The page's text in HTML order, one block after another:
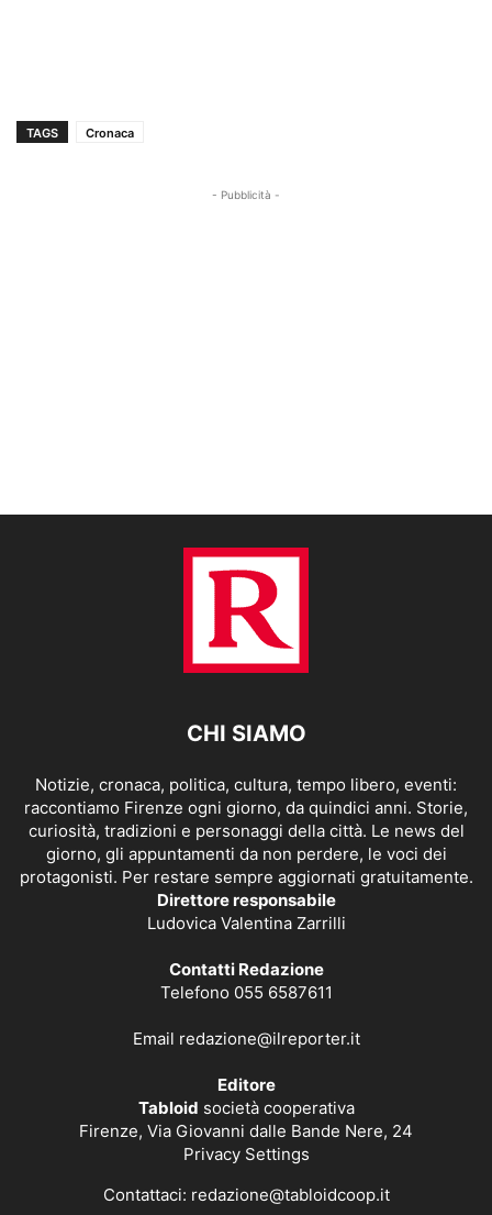
TAGS Cronaca
- Pubblicità -
CHI SIAMO
Notizie, cronaca, politica, cultura, tempo libero, eventi:
raccontiamo Firenze ogni giorno, da quindici anni. Storie,
curiosità, tradizioni e personaggi della città. Le news del
giorno, gli appuntamenti da non perdere, le voci dei
protagonisti. Per restare sempre aggiornati gratuitamente.
Direttore responsabile
Ludovica Valentina Zarrilli
Contatti Redazione
Telefono 055 6587611
Email redazione@ilreporter.it
Editore
Tabloid società cooperativa
Firenze, Via Giovanni dalle Bande Nere, 24
Privacy Settings
Contattaci: redazione@tabloidcoop.it